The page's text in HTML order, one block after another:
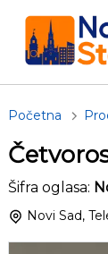
Početna
Šifra oglasa:
Novi Sad,